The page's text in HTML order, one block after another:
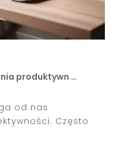
produktywn …
od nas
Często